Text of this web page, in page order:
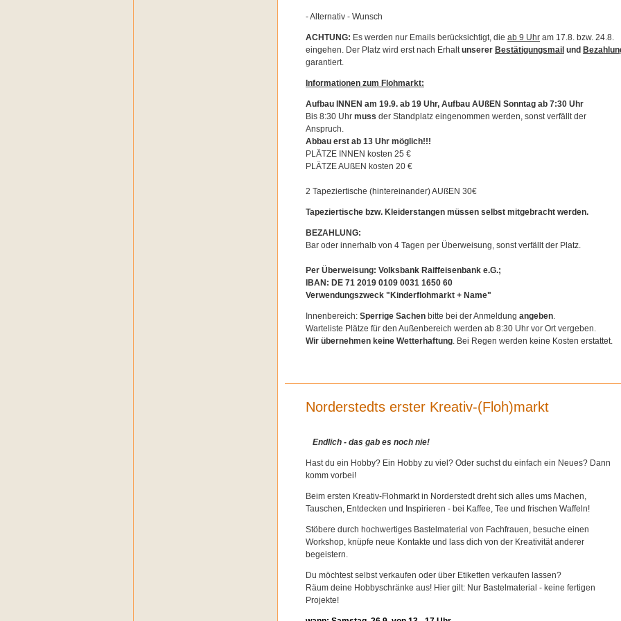
- Alternativ - Wunsch
ACHTUNG: Es werden nur Emails berücksichtigt, die ab 9 Uhr am 17.8. bzw. 24.8.
eingehen. Der Platz wird erst nach Erhaltunserer Bestätigungsmail und
garantiert.
Informationen zum Flohmarkt:
Aufbau INNEN am 19.9. ab 19 Uhr, Aufbau AUßEN Sonntag ab 7:30 Uhr
Bis 8:30 Uhr muss der Standplatz eingenommen werden, sonst verfällt der
Anspruch.
Abbau erst ab 13 Uhr möglich!!!
PLÄTZE INNEN kosten 25 €
PLÄTZE AUßEN kosten 20 €
2 Tapeziertische (hintereinander) AUßEN 30€
Tapeziertische bzw. Kleiderstangen müssen selbst mitgebracht werden.
BEZAHLUNG:
Bar oder innerhalb von 4 Tagen per Überweisung, sonst verfällt der Platz.
Per Überweisung: Volksbank Raiffeisenbank e.G.;
IBAN: DE 71 2019 0109 0031 1650 60
Verwendungszweck "Kinderflohmarkt + Name"
Innenbereich: Sperrige Sachen bitte bei der Anmeldung angeben.
Warteliste Plätze für den Außenbereich werden ab 8:30 Uhr vor Ort vergeben.
Wir übernehmen keine Wetterhaftung. Bei Regen werden keine Kosten erstattet.
Norderstedts erster Kreativ-(Floh)markt
Endlich - das gab es noch nie!
Hast du ein Hobby? Ein Hobby zu viel? Oder suchst du einfach ein Neues? Dann
komm vorbei!
Beim ersten Kreativ-Flohmarkt in Norderstedt dreht sich alles ums Machen,
Tauschen, Entdecken und Inspirieren - bei Kaffee, Tee und frischen Waffeln!
Stöbere durch hochwertiges Bastelmaterial von Fachfrauen, besuche einen
Workshop, knüpfe neue Kontakte und lass dich von der Kreativität anderer
begeistern.
Du möchtest selbst verkaufen oder über Etiketten verkaufen lassen?
Räum deine Hobbyschränke aus! Hier gilt: Nur Bastelmaterial - keine fertigen
Projekte!